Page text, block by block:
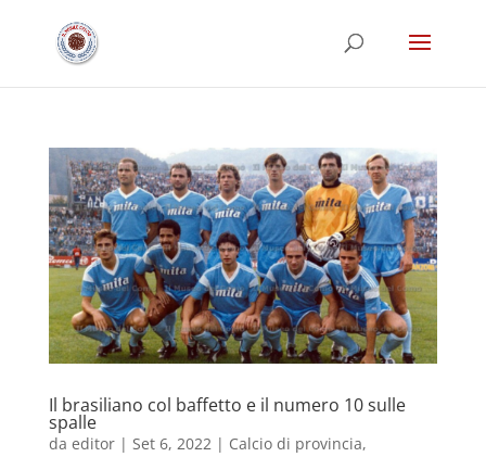
Il brasiliano col baffetto e il numero 10 sulle
spalle
da editor| Set 6, 2022| Calcio di provincia,